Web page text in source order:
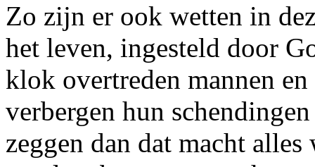
Zo zijn er ook wetten in
het leven, ingesteld door
klok overtreden mannen
verbergen hun
zeggen dan dat macht